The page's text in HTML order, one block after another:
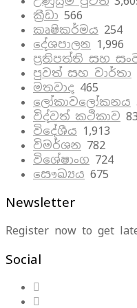
ක්‍රීඩා 566
කෘෂිකර්මය 254
දේශපාලන 1,996
ප්‍රතිපත්ති සහ
පුවත් සහ වාර්තා
මතවාද 465
ලෝකාවලෝකනය
විද්වත් කථිකාව 83
විදේශීය 1,913
විමර්ශන 782
විශේෂාංග 724
සෞඛ්‍යය 675
Newsletter
Register now to get
Social